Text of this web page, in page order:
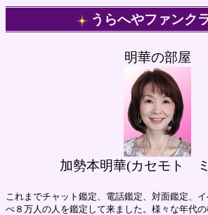
うらへやファンク
明華の部屋
加勢本明華(カセモト
これまでチャット鑑定、電話鑑定、対面鑑定、
べ８万人の人を鑑定して来ました。様々な年代